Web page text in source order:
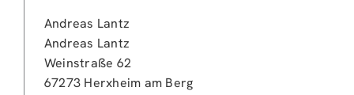
Andreas Lantz
Andreas Lantz
Weinstraße 62
67273 Herxheim am Berg